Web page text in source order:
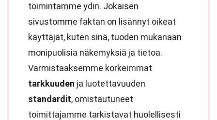
toimintamme ydin. Jokaisen
sivustomme faktan on lisännyt oikeat
käyttäjät, kuten sinä, tuoden mukanaan
monipuolisia näkemyksiä ja tietoa.
Varmistaaksemme korkeimmat
tarkkuuden ja luotettavuuden
standardit, omistautuneet
toimittajamme tarkistavat huolellisesti